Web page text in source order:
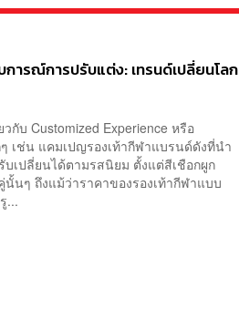
ารณ์การปรับแต่ง: เทรนด์เปลี่ยนโลก
บ Customized Experience หรือ
เช่น แคมเปญรองเท้ากีฬาแบรนด์ดังที่นำ
บเปลี่ยนได้ตามรสนิยม ตั้งแต่สีเชือกผูก
นั้นๆ ถึงแม้ว่าราคาของรองเท้ากีฬาแบบ
...